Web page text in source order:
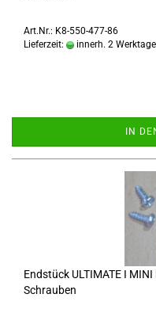
Art.Nr.: K8-550-477-86
Lieferzeit:
innerh. 2
IN
End­stück UL­TI­MA­TE I
Schrau­ben